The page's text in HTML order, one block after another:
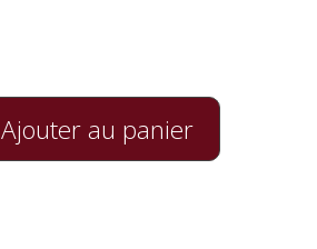
Ajouter au panier